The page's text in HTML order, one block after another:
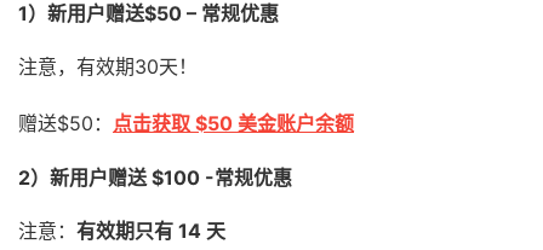
1）新用户赠送$50 – 常规优惠
注意，有效期30天！
赠送$50： 点击获取 $50 美金账户余额
2）新用户赠送 $100 -常规优惠
注意： 有效期只有 14 天